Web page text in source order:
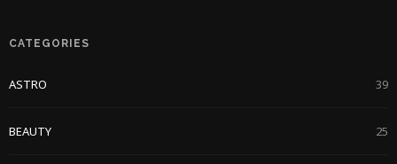
CATEGORIES
ASTRO 39
BEAUTY 25